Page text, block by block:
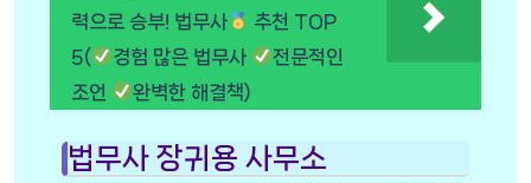
력으로 승부! 법무사
추천 TOP
5(
경험 많은 법무사
전문적인
조언
완벽한 해결책)
법무사 장귀용 사무소